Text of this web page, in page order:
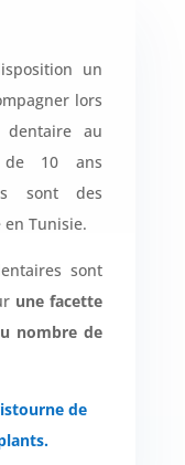
un
lors
dentaire au
10 ans
sont des
Tunisie.
sont
une facette
nombre de
de